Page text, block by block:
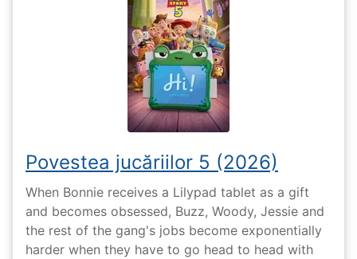
Povestea jucăriilor 5 (2026)
When Bonnie receives a Lilypad tablet as a gift
and becomes obsessed, Buzz, Woody, Jessie and
the rest of the gang's jobs become exponentially
harder when they have to go head to head with